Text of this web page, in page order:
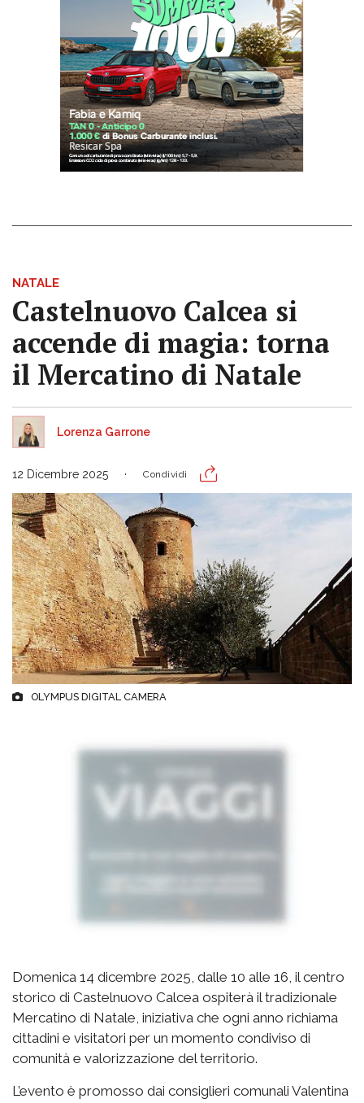
NATALE
Castelnuovo Calcea si
accende di magia: torna
il Mercatino di Natale
Lorenza Garrone
12 Dicembre 2025 Condividi
OLYMPUS DIGITAL CAMERA
Domenica 14 dicembre 2025, dalle 10 alle 16, il centro
storico di Castelnuovo Calcea ospiterà il tradizionale
Mercatino di Natale, iniziativa che ogni anno richiama
cittadini e visitatori per un momento condiviso di
comunità e valorizzazione del territorio.
L’evento è promosso dai consiglieri comunali Valentina